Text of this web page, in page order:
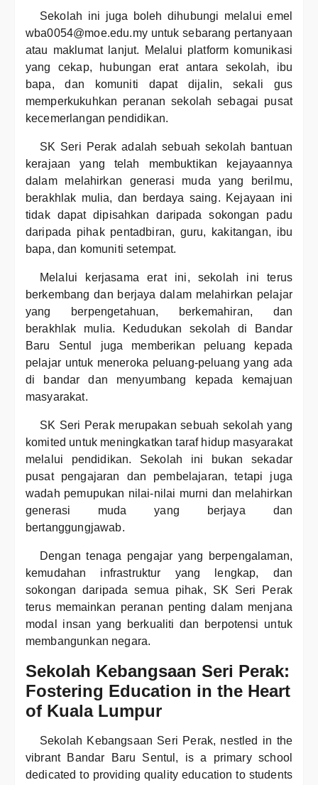
Sekolah ini juga boleh dihubungi melalui emel
wba0054@moe.edu.my untuk sebarang pertanyaan
atau maklumat lanjut. Melalui platform komunikasi
yang cekap, hubungan erat antara sekolah, ibu
bapa, dan komuniti dapat dijalin, sekali gus
memperkukuhkan peranan sekolah sebagai pusat
kecemerlangan pendidikan.
SK Seri Perak adalah sebuah sekolah bantuan
kerajaan yang telah membuktikan kejayaannya
dalam melahirkan generasi muda yang berilmu,
berakhlak mulia, dan berdaya saing. Kejayaan ini
tidak dapat dipisahkan daripada sokongan padu
daripada pihak pentadbiran, guru, kakitangan, ibu
bapa, dan komuniti setempat.
Melalui kerjasama erat ini, sekolah ini terus
berkembang dan berjaya dalam melahirkan pelajar
yang berpengetahuan, berkemahiran, dan
berakhlak mulia. Kedudukan sekolah di Bandar
Baru Sentul juga memberikan peluang kepada
pelajar untuk meneroka peluang-peluang yang ada
di bandar dan menyumbang kepada kemajuan
masyarakat.
SK Seri Perak merupakan sebuah sekolah yang
komited untuk meningkatkan taraf hidup masyarakat
melalui pendidikan. Sekolah ini bukan sekadar
pusat pengajaran dan pembelajaran, tetapi juga
wadah pemupukan nilai-nilai murni dan melahirkan
generasi muda yang berjaya dan
bertanggungjawab.
Dengan tenaga pengajar yang berpengalaman,
kemudahan infrastruktur yang lengkap, dan
sokongan daripada semua pihak, SK Seri Perak
terus memainkan peranan penting dalam menjana
modal insan yang berkualiti dan berpotensi untuk
membangunkan negara.
Sekolah Kebangsaan Seri Perak:
Fostering Education in the Heart
of Kuala Lumpur
Sekolah Kebangsaan Seri Perak, nestled in the
vibrant Bandar Baru Sentul, is a primary school
dedicated to providing quality education to students